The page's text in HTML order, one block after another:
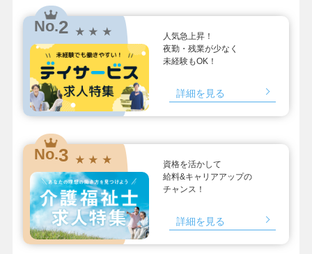
No.2 ★ ★ ★
人気急上昇！
夜勤・残業が少なく
未経験もOK！
詳細を見る
No.3 ★ ★ ★
資格を活かして
給料&キャリアアップの
チャンス！
詳細を見る